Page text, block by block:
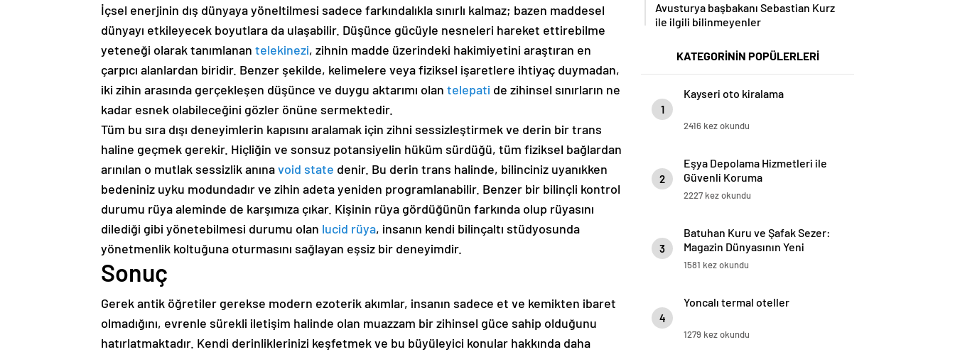
İçsel enerjinin dış dünyaya yöneltilmesi sadece farkındalıkla sınırlı kalmaz; bazen maddesel
dünyayı etkileyecek boyutlara da ulaşabilir. Düşünce gücüyle nesneleri hareket ettirebilme
yeteneği olarak tanımlanan telekinezi, zihnin madde üzerindeki hakimiyetini araştıran en
çarpıcı alanlardan biridir. Benzer şekilde, kelimelere veya fiziksel işaretlere ihtiyaç duymadan,
iki zihin arasında gerçekleşen düşünce ve duygu aktarımı olan telepati de zihinsel sınırların ne
kadar esnek olabileceğini gözler önüne sermektedir.
Tüm bu sıra dışı deneyimlerin kapısını aralamak için zihni sessizleştirmek ve derin bir trans
haline geçmek gerekir. Hiçliğin ve sonsuz potansiyelin hüküm sürdüğü, tüm fiziksel bağlardan
arınılan o mutlak sessizlik anınavoid state denir. Bu derin trans halinde, bilinciniz uyanıkken
bedeniniz uyku modundadır ve zihin adeta yeniden programlanabilir. Benzer bir bilinçli kontrol
durumu rüya aleminde de karşımıza çıkar. Kişinin rüya gördüğünün farkında olup rüyasını
dilediği gibi yönetebilmesi durumu olan lucid rüya, insanın kendi bilinçaltı stüdyosunda
yönetmenlik koltuğuna oturmasını sağlayan eşsiz bir deneyimdir.
Sonuç
Gerek antik öğretiler gerekse modern ezoterik akımlar, insanın sadece et ve kemikten ibaret
olmadığını, evrenle sürekli iletişim halinde olan muazzam bir zihinsel güce sahip olduğunu
hatırlatmaktadır. Kendi derinliklerinizi keşfetmek ve bu büyüleyici konular hakkında daha
Avusturya başbakanı Sebastian Kurz
ile ilgili bilinmeyenler
KATEGORİNİN POPÜLERLERİ
1
Kayseri oto kiralama
2416 kez okundu
2
Eşya Depolama Hizmetleri ile
Güvenli Koruma
2227 kez okundu
3
Batuhan Kuru ve Şafak Sezer:
Magazin Dünyasının Yeni
“Dynamic Duo”su!
1581 kez okundu
4
Yoncalı termal oteller
1279 kez okundu